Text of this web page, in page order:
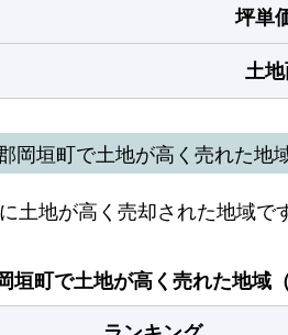
坪単
土
岡垣町で土地が高く売れた地
土地が高く売却された地域で
垣町で土地が高く売れた地域